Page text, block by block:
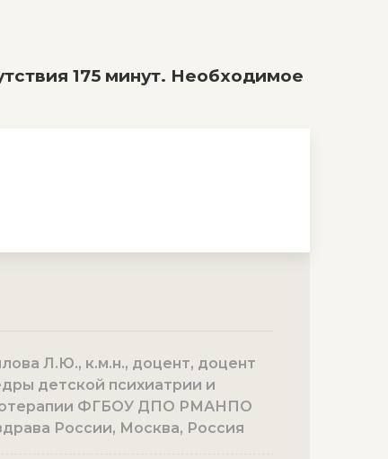
175 минут. Необходимое
Л.Ю., к.м.н., доцент, доцент
детской психиатрии и
ФГБОУ ДПО РМАНПО
России, Москва, Россия